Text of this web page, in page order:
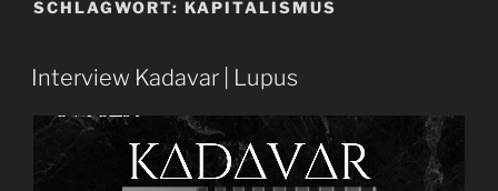
SCHLAGWORT: KAPITALISMUS
Interview Kadavar | Lupus